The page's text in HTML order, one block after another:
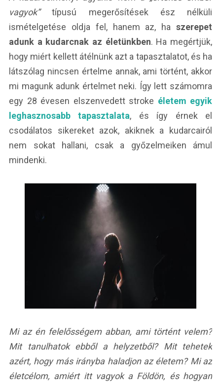
vagyok”típusú megerősítések ész nélküli
ismételgetése oldja fel, hanem az, ha szerepet
adunk a kudarcnak az életünkben. Ha megértjük,
hogy miért kellett átélnünk azt a tapasztalatot, és ha
látszólag nincsen értelme annak, ami történt, akkor
mi magunk adunk értelmet neki. Így lett számomra
egy 28 évesen elszenvedett stroke életem egyik
leghasznosabb tapasztalata, és így érnek el
csodálatos sikereket azok, akiknek a kudarcairól
nem sokat hallani, csak a győzelmeiken ámul
mindenki.
Mi az én felelősségem abban, ami történt velem?
Mit tanulhatok ebből a helyzetből? Mit tehetek
azért, hogy más irányba haladjon az életem? Mi az
életcélom, amiért itt vagyok a Földön, és hogyan